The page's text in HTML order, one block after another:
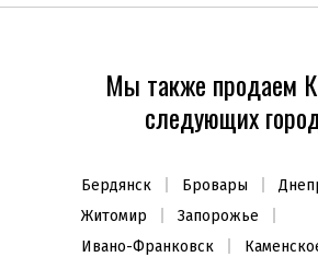
Мы также продаем
следующих
Бердянск Бровары
Житомир
Запорожье
Ивано-Франковск